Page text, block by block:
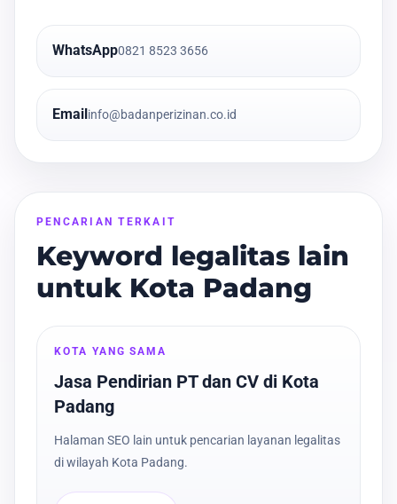
WhatsApp0821 8523 3656
Email info@badanperizinan.co.id
PENCARIAN TERKAIT
Keyword legalitas lain
untuk Kota Padang
KOTA YANG SAMA
Jasa Pendirian PT dan CV di Kota
Padang
Halaman SEO lain untuk pencarian layanan legalitas
di wilayah Kota Padang.